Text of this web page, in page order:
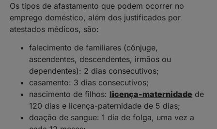
Os tipos de afastamento que podem ocorrer no
emprego doméstico, além dos justificados por
atestados médicos, são:
falecimento de familiares (cônjuge,
ascendentes, descendentes, irmãos ou
dependentes): 2 dias consecutivos;
casamento: 3 dias consecutivos;
nascimento de filhos: licença-maternidade de
120 dias e licença-paternidade de 5 dias;
doação de sangue: 1 dia de folga, uma vez a